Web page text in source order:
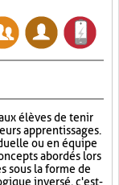
élèves de tenir
apprentissages.
ou en équipe
abordés lors
sous la forme de
inversé, c'est-